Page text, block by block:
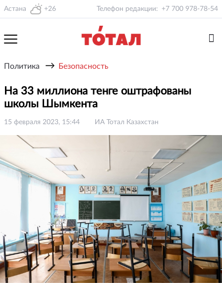
Астана +26 Телефон редакции: +7 700 978-78-54
Политика → Безопасность
На 33 миллиона тенге оштрафованы
школы Шымкента
15 февраля 2023, 15:44 ИА Тотал Казахстан